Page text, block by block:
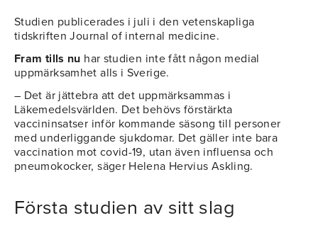
Studien publicerades i juli i den vetenskapliga
tidskriften Journal of internal medicine.
Fram tills nu har studien inte fått någon medial
uppmärksamhet alls i Sverige.
– Det är jättebra att det uppmärksammas i
Läkemedelsvärlden. Det behövs förstärkta
vaccininsatser inför kommande säsong till personer
med underliggande sjukdomar. Det gäller inte bara
vaccination mot covid-19, utan även influensa och
pneumokocker, säger Helena Hervius Askling.
Första studien av sitt slag